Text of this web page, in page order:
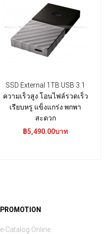
SSD External 1TB USB 3.1
ความเร็วสูง โอนไฟล์รวดเร็ว
เรียบหรู แข็งแกร่ง พกพา
สะดวก
฿5,490.00บาท
PROMOTION
e-Catalog Online